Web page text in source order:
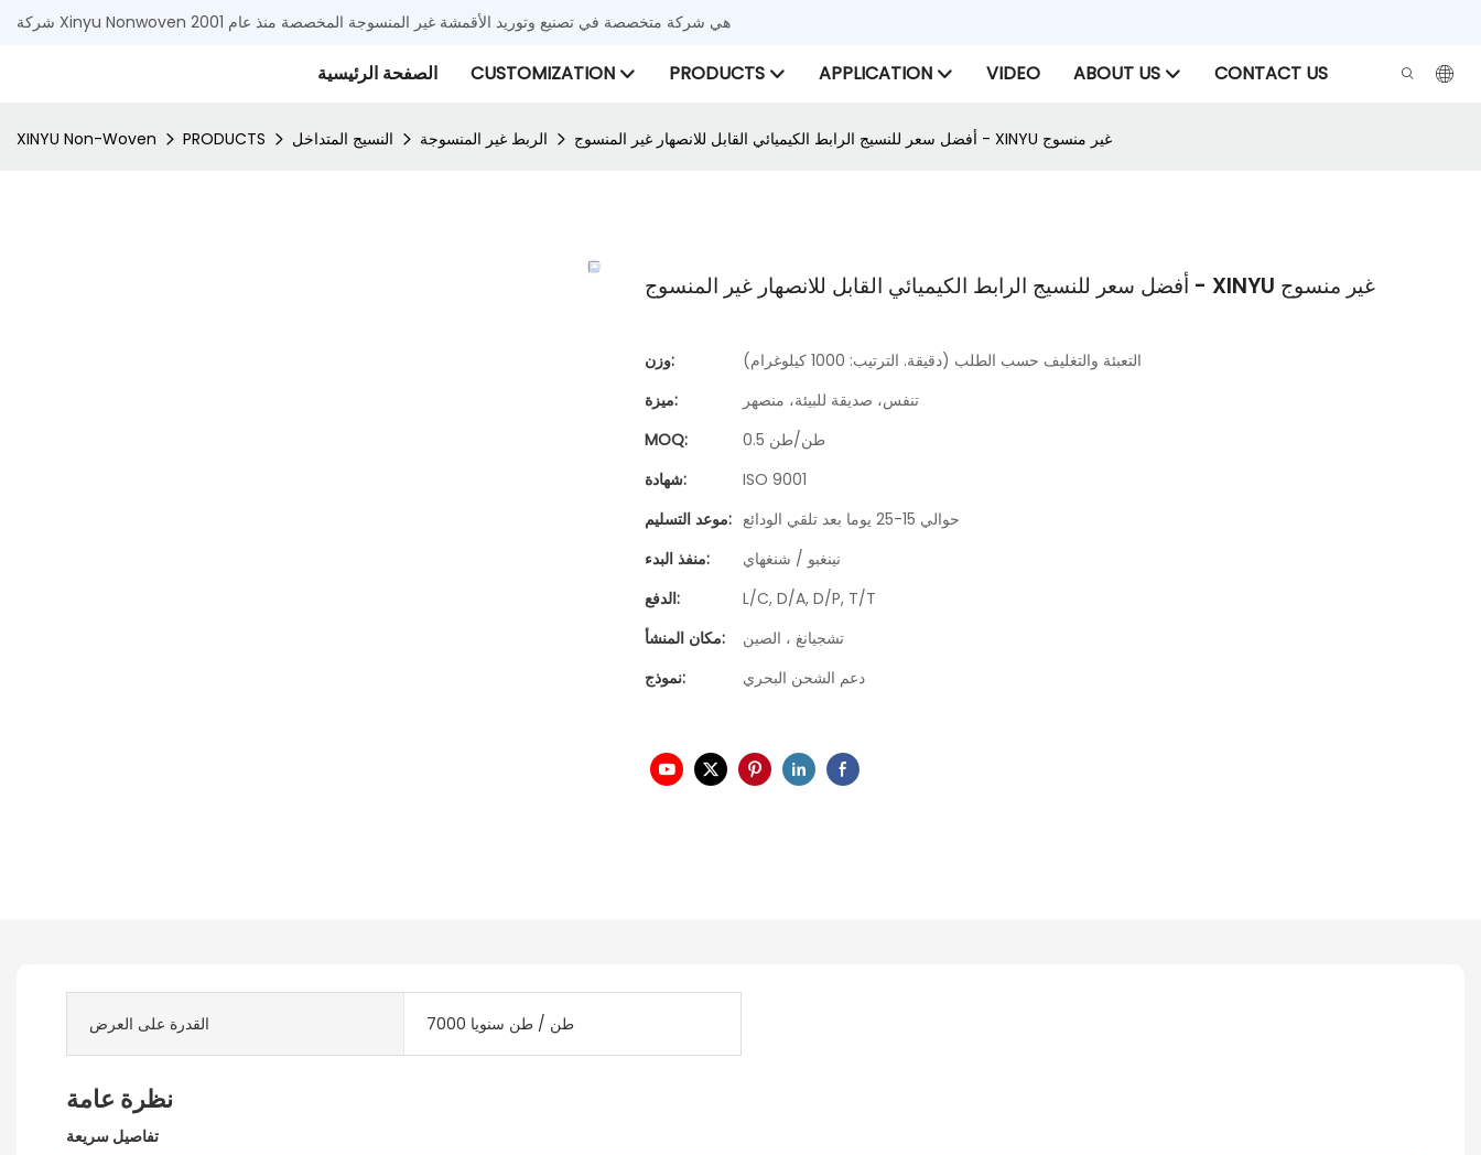
شركة Xinyu Nonwoven هي شركة متخصصة في تصنيع وتوريد الأقمشة غير المنسوجة المخصصة منذ عام 2001
الصفحة الرئيسية CUSTOMIZATION PRODUCTS APPLICATION VIDEO ABOUT US CONTACT US
XINYU Non-Woven PRODUCTS النسيج المتداخل الربط غير المنسوجة أفضل سعر للنسيج الرابط الكيميائي القابل للانصهار غير المنسوج - XINYU غير منسوج
أفضل سعر للنسيج الرابط الكيميائي القابل للانصهار غير المنسوج - XINYU غير منسوج
وزن:
التعبئة والتغليف حسب الطلب (دقيقة. الترتيب: 1000 كيلوغرام)
ميزة:
تنفس، صديقة للبيئة، منصهر
MOQ:
0.5 طن/طن
شهادة:
ISO 9001
موعد التسليم:
حوالي 15-25 يوما بعد تلقي الودائع
منفذ البدء:
نينغبو / شنغهاي
الدفع:
L/C, D/A, D/P, T/T
مكان المنشأ:
تشجيانغ ، الصين
نموذج:
دعم الشحن البحري
القدرة على العرض 7000 طن / طن سنويا